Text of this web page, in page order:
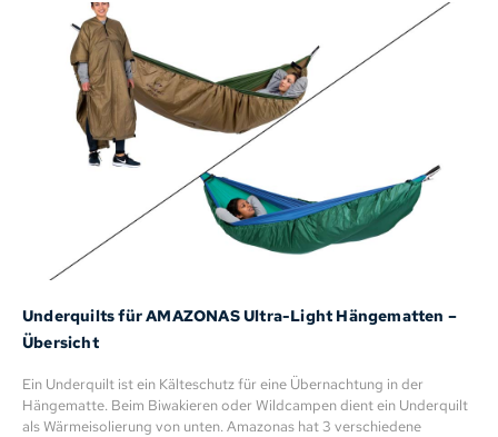
Underquilts für AMAZONAS Ultra-Light Hängematten –
Übersicht
Ein Underquilt ist ein Kälteschutz für eine Übernachtung in der
Hängematte. Beim Biwakieren oder Wildcampen dient ein Underquilt
als Wärmeisolierung von unten. Amazonas hat 3 verschiedene